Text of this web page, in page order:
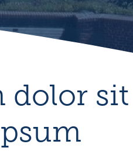
dolor